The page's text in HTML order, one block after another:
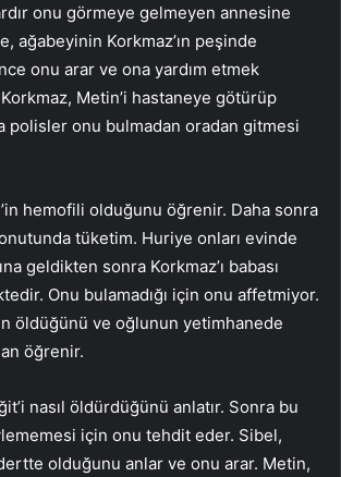
onu görmeye gelmeyen annesine
ağabeyinin Korkmaz’ın peşinde
onu arar ve ona yardım etmek
Metin’i hastaneye götürüp
polisler onu bulmadan oradan gitmesi
hemofili olduğunu öğrenir. Daha sonra
tüketim. Huriye onları evinde
geldikten sonra Korkmaz’ı babası
Onu bulamadığı için onu affetmiyor.
öldüğünü ve oğlunun yetimhanede
öğrenir.
nasıl öldürdüğünü anlatır. Sonra bu
için onu tehdit eder. Sibel,
dertte olduğunu anlar ve onu arar. Metin,